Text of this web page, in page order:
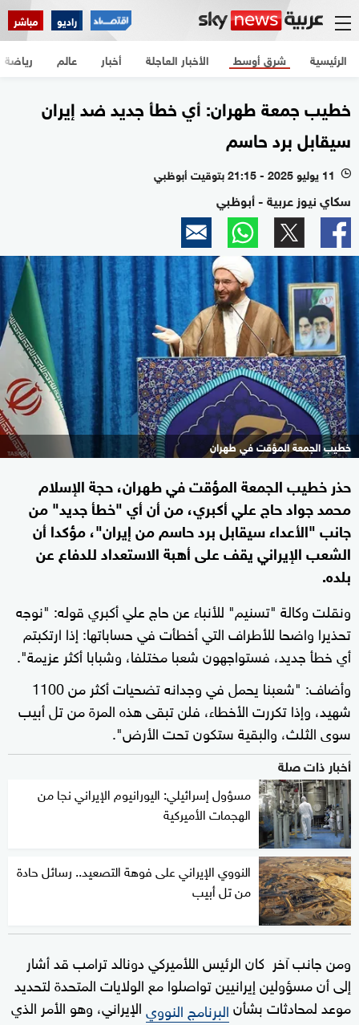
راديو مباشر
الرئيسية الأخبار العاجلة أخبار شرق أوسط عالم رياضة
خطيب جمعة طهران: أي خطأ جديد ضد إيران
سيقابل برد حاسم
l 11 يوليو 2025 - 21:15 بتوقيت أبوظبي
سكاي نيوز عربية - أبوظبي
خطيب الجمعة المؤقت في طهران
حذر خطيب الجمعة المؤقت في طهران، حجة الإسلام
محمد جواد حاج علي أكبري، من أن أي "خطأ جديد" من
جانب "الأعداء سيقابل برد حاسم من إيران"، مؤكدا أن
الشعب الإيراني يقف على أهبة الاستعداد للدفاع عن
بلده.
ونقلت وكالة "تسنيم" للأنباء عن حاج علي أكبري قوله: "نوجه
تحذيرا واضحا للأطراف التي أخطأت في حساباتها: إذا ارتكبتم
أي خطأ جديد، فستواجهون شعبا مختلفا، وشبابا أكثر عزيمة".
وأضاف: "شعبنا يحمل في وجدانه تضحيات أكثر من 1100
شهيد، وإذا تكررت الأخطاء، فلن تبقى هذه المرة من تل أبيب
سوى الثلث، والبقية ستكون تحت الأرض".
أخبار ذات صلة
مسؤول إسرائيلي: اليورانيوم الإيراني نجا من
الهجمات الأميركية
النووي الإيراني على فوهة التصعيد.. رسائل حادة
من تل أبيب
ومن جانب آخر كان الرئيس اللأميركي دونالد ترامب قد أشار
إلى أن مسؤولين إيرانيين تواصلوا مع الولايات المتحدة لتحديد
موعد لمحادثات بشأنالبرنامج النوويالإيراني، وهو الأمر الذي